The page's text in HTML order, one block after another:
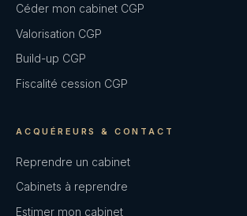
Céder mon cabinet CGP
Valorisation CGP
Build-up CGP
Fiscalité cession CGP
ACQUÉREURS & CONTACT
Reprendre un cabinet
Cabinets à reprendre
Estimer mon cabinet